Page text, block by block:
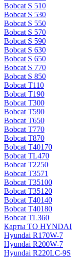
Bobcat S 510
Bobcat S 530
Bobcat S 550
Bobcat S 570
Bobcat S 590
Bobcat S 630
Bobcat S 650
Bobcat S 770
Bobcat S 850
Bobcat T110
Bobcat T190
Bobcat T300
Bobcat T590
Bobcat T650
Bobcat T770
Bobcat T870
Bobcat T40170
Bobcat TL470
Bobcat Т2250
Bobcat Т3571
Bobcat Т35100
Bobcat Т35120
Bobcat Т40140
Bobcat Т40180
Bobcat ТL360
Карты ТО HYNDAI
Hyundai R170W-7
Hyundai R200W-7
Hyundai R220LC-9S